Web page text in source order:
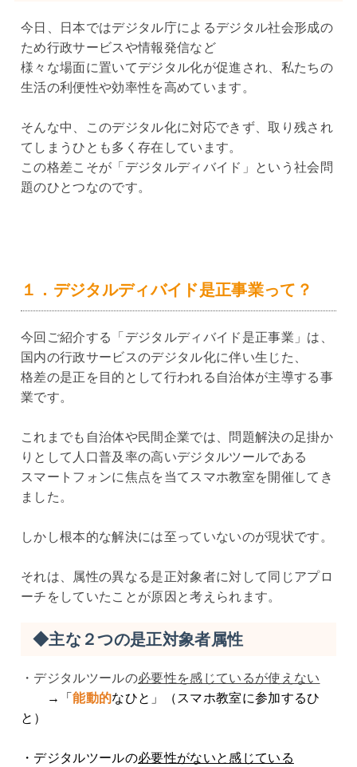
今日、日本ではデジタル庁によるデジタル社会形成の
ため行政サービスや情報発信など
様々な場面に置いてデジタル化が促進され、私たちの
生活の利便性や効率性を高めています。
そんな中、このデジタル化に対応できず、取り残され
てしまうひとも多く存在しています。
この格差こそが「デジタルディバイド」という社会問
題のひとつなのです。
１．デジタルディバイド是正事業って？
今回ご紹介する「デジタルディバイド是正事業」は、
国内の行政サービスのデジタル化に伴い生じた、
格差の是正を目的として行われる自治体が主導する事
業です。
これまでも自治体や民間企業では、問題解決の足掛か
りとして人口普及率の高いデジタルツールである
スマートフォンに焦点を当てスマホ教室を開催してき
ました。
しかし根本的な解決には至っていないのが現状です。
それは、属性の異なる是正対象者に対して同じアプロ
ーチをしていたことが原因と考えられます。
◆主な２つの是正対象者属性
・デジタルツールの必要性を感じているが使えない
→「能動的なひと」（スマホ教室に参加するひ
と）
・デジタルツールの必要性がないと感じている